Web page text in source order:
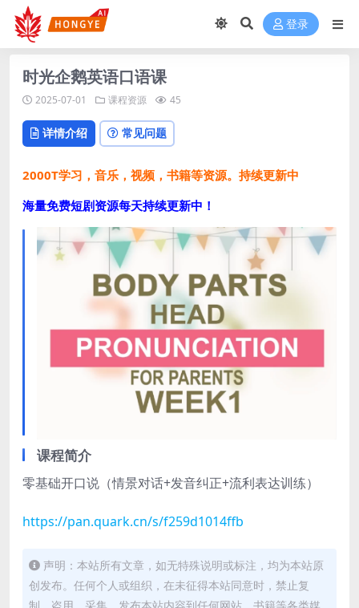
登录
时光企鹅英语口语课
2025-07-01 课程资源 45
详情介绍 常见问题
2000T学习，音乐，视频，书籍等资源。持续更新中
海量免费短剧资源每天持续更新中！
课程简介
零基础开口说（情景对话+发音纠正+流利表达训练）
https://pan.quark.cn/s/f259d1014ffb
声明：本站所有文章，如无特殊说明或标注，均为本站原
创发布。任何个人或组织，在未征得本站同意时，禁止复